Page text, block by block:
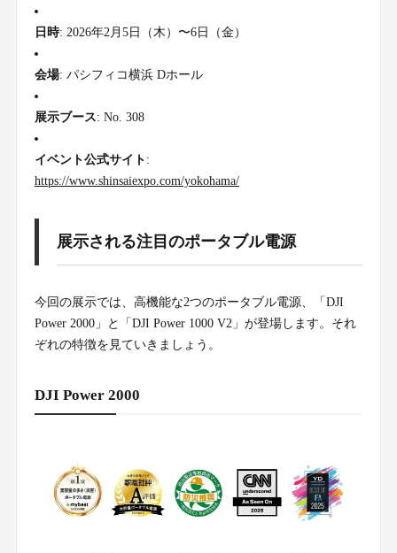
日時: 2026年2月5日（木）〜6日（金）
会場: パシフィコ横浜 Dホール
展示ブース: No. 308
イベント公式サイト :
https://www.shinsaiexpo.com/yokohama/
展示される注目のポータブル電源
今回の展示では、高機能な2つのポータブル電源、「DJI
Power 2000」と「DJI Power 1000 V2」が登場します。それ
ぞれの特徴を見ていきましょう。
DJI Power 2000